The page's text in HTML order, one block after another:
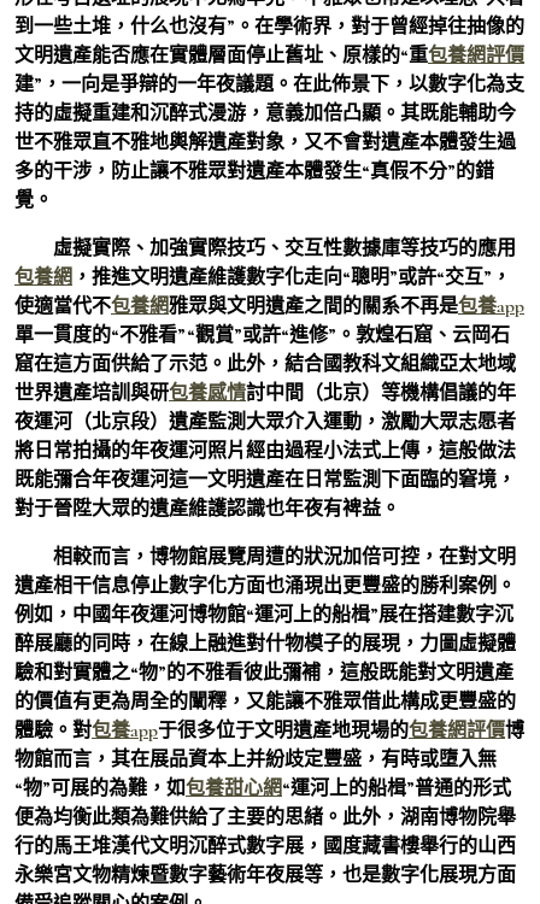
到一些土堆，什么也沒有”。在學術界，對于曾經掉往抽像的
文明遺產能否應在實體層面停止舊址、原樣的“重包養網評價
建”，一向是爭辯的一年夜議題。在此佈景下，以數字化為支
持的虛擬重建和沉醉式漫游，意義加倍凸顯。其既能輔助今
世不雅眾直不雅地輿解遺產對象，又不會對遺產本體發生過
多的干涉，防止讓不雅眾對遺產本體發生“真假不分”的錯
覺。
虛擬實際、加強實際技巧、交互性數據庫等技巧的應用
包養網 ，推進文明遺產維護數字化走向“聰明”或許“交互”，
使適當代不包養網雅眾與文明遺產之間的關系不再是包養app
單一貫度的“不雅看”“觀賞”或許“進修”。敦煌石窟、云岡石
窟在這方面供給了示范。此外，結合國教科文組織亞太地域
世界遺產培訓與研包養感情討中間（北京）等機構倡議的年
夜運河（北京段）遺產監測大眾介入運動，激勵大眾志愿者
將日常拍攝的年夜運河照片經由過程小法式上傳，這般做法
既能彌合年夜運河這一文明遺產在日常監測下面臨的窘境，
對于晉陞大眾的遺產維護認識也年夜有裨益。
相較而言，博物館展覽周遭的狀況加倍可控，在對文明
遺產相干信息停止數字化方面也涌現出更豐盛的勝利案例。
例如，中國年夜運河博物館“運河上的船楫”展在搭建數字沉
醉展廳的同時，在線上融進對什物模子的展現，力圖虛擬體
驗和對實體之“物”的不雅看彼此彌補，這般既能對文明遺產
的價值有更為周全的闡釋，又能讓不雅眾借此構成更豐盛的
體驗。對包養app于很多位于文明遺產地現場的包養網評價博
物館而言，其在展品資本上并紛歧定豐盛，有時或墮入無
“物”可展的為難，如包養甜心網“運河上的船楫”普通的形式
便為均衡此類為難供給了主要的思緒。此外，湖南博物院舉
行的馬王堆漢代文明沉醉式數字展，國度藏書樓舉行的山西
永樂宮文物精煉暨數字藝術年夜展等，也是數字化展現方面